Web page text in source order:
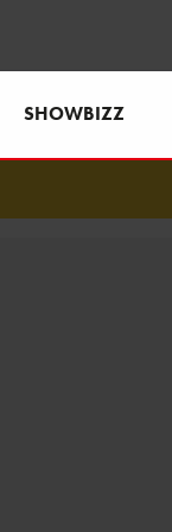
SHOWBIZZ